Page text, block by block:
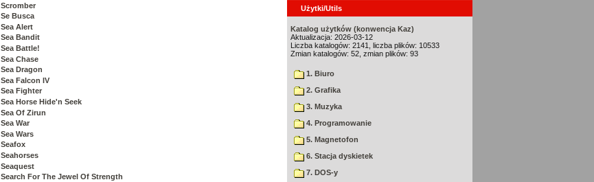
Scromber
Se Busca
Sea Alert
Sea Bandit
Sea Battle!
Sea Chase
Sea Dragon
Sea Falcon IV
Sea Fighter
Sea Horse Hide'n Seek
Sea Of Zirun
Sea War
Sea Wars
Seafox
Seahorses
Seaquest
Search For The Jewel Of Strength
Użytki/Utils
Katalog użytków (konwencja Kaz)
Aktualizacja: 2026-03-12
Liczba katalogów: 2141, liczba plików: 10533
Zmian katalogów: 52, zmian plików: 93
1. Biuro
2. Grafika
3. Muzyka
4. Programowanie
5. Magnetofon
6. Stacja dyskietek
7. DOS-y